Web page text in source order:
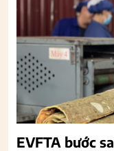
EVFTA bước